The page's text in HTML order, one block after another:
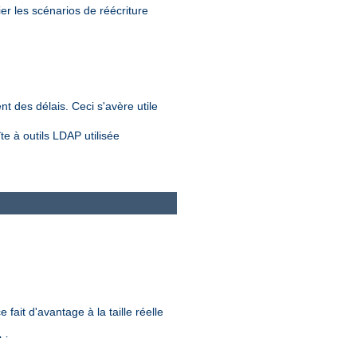
les scénarios de réécriture
des délais. Ceci s'avère utile
à outils LDAP utilisée
fait d'avantage à la taille réelle